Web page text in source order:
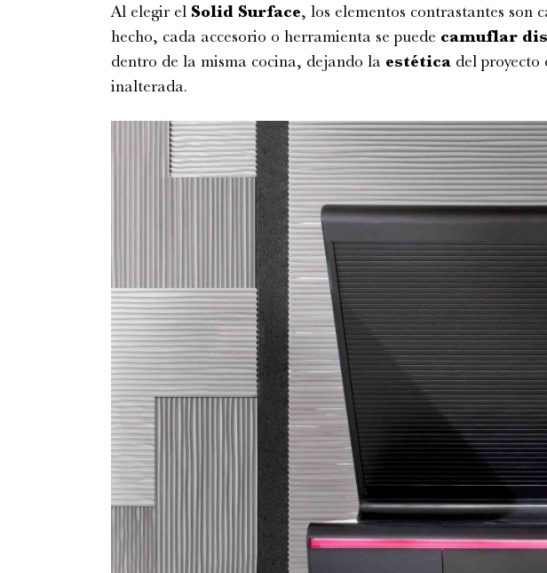
Al elegir el Solid Surface, los elementos contrastantes son
hecho, cada accesorio o herramienta se puede camuflar
dentro de la misma cocina, dejando la estética del proyecto
inalterada.